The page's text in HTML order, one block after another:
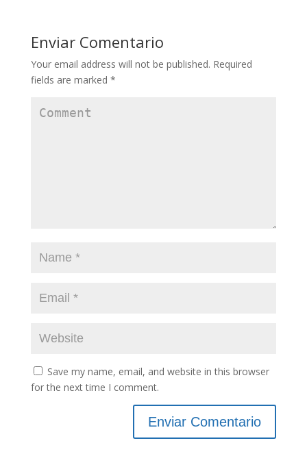
Enviar Comentario
Your email address will not be published. Required
fields are marked *
Save my name, email, and website in this browser
for the next time I comment.